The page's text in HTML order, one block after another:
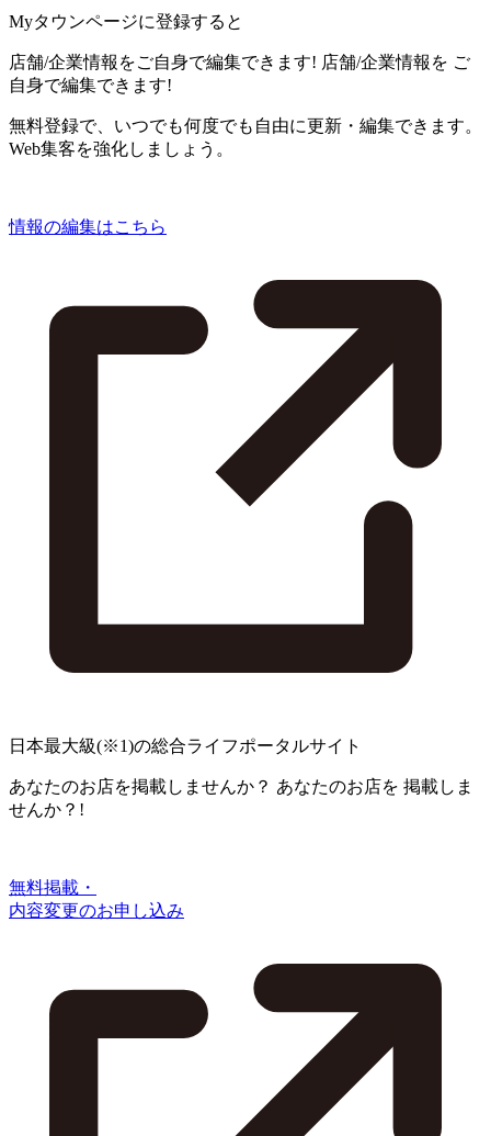
Myタウンページに登録すると
店舗/企業情報をご自身で編集できます! 店舗/企業情報を ご
自身で編集できます!
無料登録で、いつでも何度でも自由に更新・編集できます。
Web集客を強化しましょう。
情報の編集はこちら
日本最大級(※1)の総合ライフポータルサイト
あなたのお店を掲載しませんか？ あなたのお店を 掲載しま
せんか？!
無料掲載・
内容変更のお申し込み